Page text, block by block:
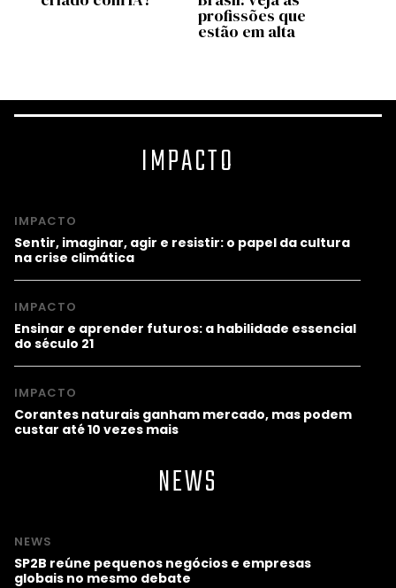
profissões que
estão em alta
IMPACTO
IMPACTO
Sentir, imaginar, agir e resistir: o papel da cultura
na crise climática
IMPACTO
Ensinar e aprender futuros: a habilidade essencial
do século 21
IMPACTO
Corantes naturais ganham mercado, mas podem
custar até 10 vezes mais
NEWS
NEWS
SP2B reúne pequenos negócios e empresas
globais no mesmo debate